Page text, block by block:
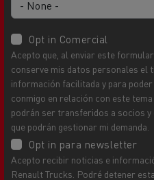
Opt in Comercial
Acepto que, al enviar este
conserve mis datos personales el
información facilitada y para
conmigo en relación con este
podrán ser transferidos a socios
que podrán gestionar mi demanda.
Opt in para newsletter
Acepto recibir noticias e
Renault Trucks. Podré detener